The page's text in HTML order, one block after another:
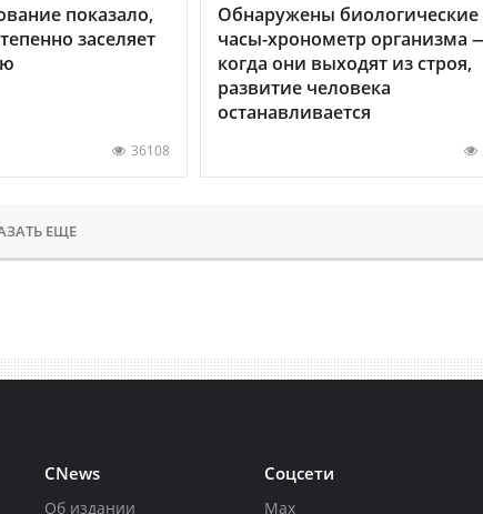
показало,
заселяет
36108
Обнаружены биологические
часы-хронометр организма
когда они выходят из строя,
развитие человека
останавливается
ЕЩЕ
CNews
Об издании
Соцсети
Max